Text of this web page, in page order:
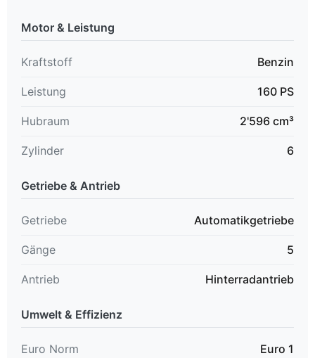
Motor & Leistung
Kraftstoff Benzin
Leistung 160 PS
Hubraum 2'596 cm³
Zylinder 6
Getriebe & Antrieb
Getriebe Automatikgetriebe
Gänge 5
Antrieb Hinterradantrieb
Umwelt & Effizienz
Euro Norm Euro 1